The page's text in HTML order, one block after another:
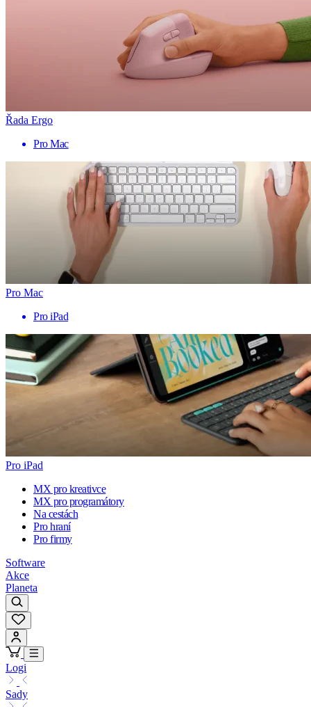
Řada Ergo
Pro Mac
Pro Mac
Pro iPad
Pro iPad
MX pro kreativce
MX pro programátory
Na cestách
Pro hraní
Pro firmy
Software
Akce
Planeta
Logi
Sady